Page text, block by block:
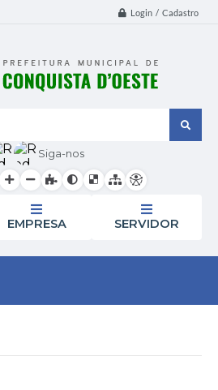
Login / Cadastro
Siga-nos
EMPRESA SERVIDOR